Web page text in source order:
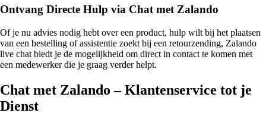
Ontvang Directe Hulp via Chat met Zalando
Of je nu advies nodig hebt over een product, hulp wilt bij het plaatsen
van een bestelling of assistentie zoekt bij een retourzending, Zalando
live chat biedt je de mogelijkheid om direct in contact te komen met
een medewerker die je graag verder helpt.
Chat met Zalando – Klantenservice tot je
Dienst